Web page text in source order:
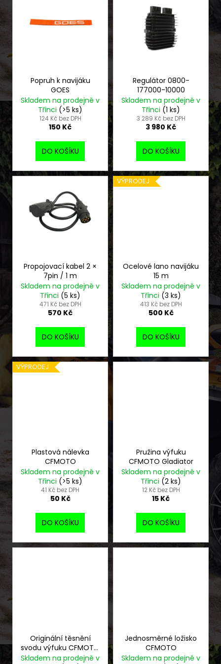
t
ů
p
i
s
p
r
o
k
t
ů
Popruh k navijáku
GOES
Skladem na prodejně v
Třinci (>5 ks)
124 Kč bez DPH
150 Kč
DO KOŠÍKU
Regulátor 0800-
177000-10000
Skladem na prodejně v
Třinci (1 ks)
3 289 Kč bez DPH
3 980 Kč
DO KOŠÍKU
Propojovací kabel 2 ×
7pin / 1 m
Skladem na prodejně v
Třinci (5 ks)
471 Kč bez DPH
570 Kč
DO KOŠÍKU
VÝPRODEJ
Ocelové lano navijáku
15 m
Skladem na prodejně v
Třinci (3 ks)
413 Kč bez DPH
500 Kč
DO KOŠÍKU
VÝPRODEJ
Plastová nálevka
CFMOTO
Skladem na prodejně v
Třinci (>5 ks)
41 Kč bez DPH
50 Kč
DO KOŠÍKU
Pružina výfuku
CFMOTO Gladiator
Skladem na prodejně v
Třinci (2 ks)
12 Kč bez DPH
15 Kč
DO KOŠÍKU
Originální těsnění
svodu výfuku CFMOTO
Gladiator
Skladem na prodejně v
Jednosměrné ložisko
CFMOTO
Skladem na prodejně v
u
j
m
e
KRYTKA
NÍZKÁ
CFMOTO
4KS
490
Kč